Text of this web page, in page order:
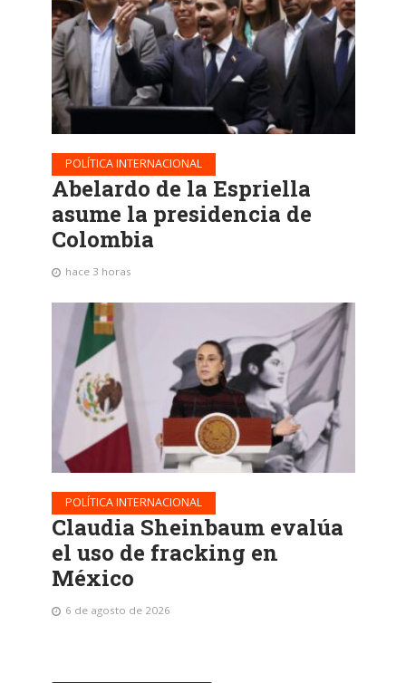
POLÍTICA INTERNACIONAL
Abelardo de la Espriella
asume la presidencia de
Colombia
hace 3 horas
POLÍTICA INTERNACIONAL
Claudia Sheinbaum evalúa
el uso de fracking en
México
6 de agosto de 2026